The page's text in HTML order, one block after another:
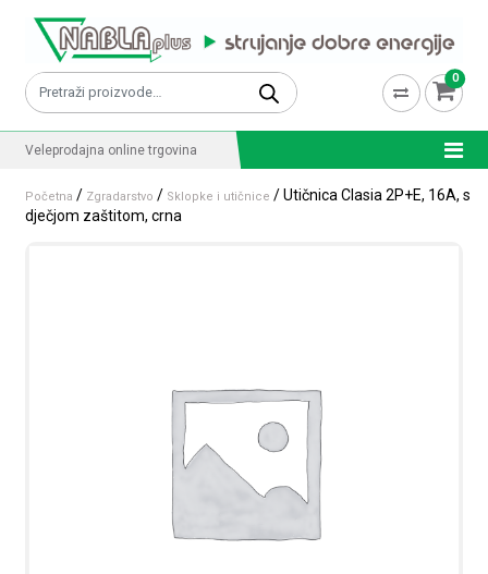
Pretraži: 0
Veleprodajna online trgovina
Početna / Zgradarstvo / Sklopke i utičnice / Utičnica Clasia 2P+E, 16A, s
dječjom zaštitom, crna